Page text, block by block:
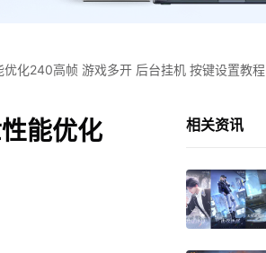
化240高帧 游戏多开 后台挂机 按键设置教程
能优化
相关资讯